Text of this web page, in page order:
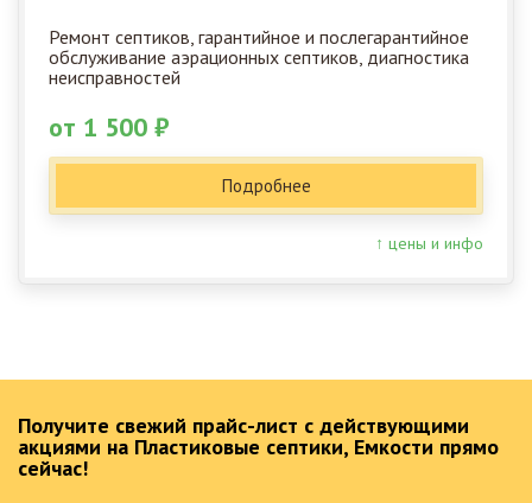
Ремонт септиков, гарантийное и послегарантийное
обслуживание аэрационных септиков, диагностика
неисправностей
от 1 500 ₽
Подробнее
↑ цены и инфо
Получите свежий прайс-лист с действующими
акциями на Пластиковые септики, Емкости прямо
сейчас!